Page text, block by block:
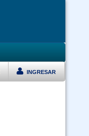
INGRESAR